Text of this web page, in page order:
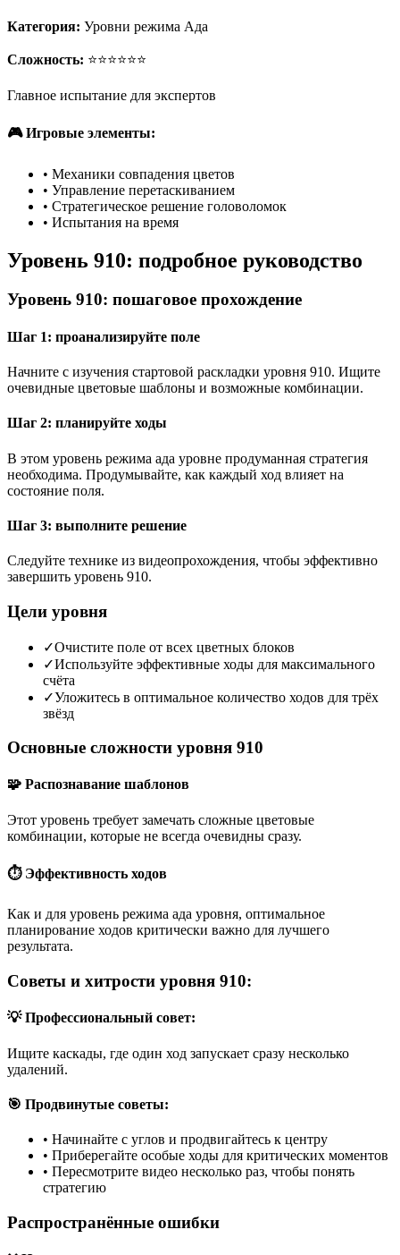
Категория: Уровни режима Ада
Сложность: ⭐⭐⭐⭐⭐⭐
Главное испытание для экспертов
🎮 Игровые элементы:
• Механики совпадения цветов
• Управление перетаскиванием
• Стратегическое решение головоломок
• Испытания на время
Уровень 910: подробное руководство
Уровень 910: пошаговое прохождение
Шаг 1: проанализируйте поле
Начните с изучения стартовой раскладки уровня 910. Ищите
очевидные цветовые шаблоны и возможные комбинации.
Шаг 2: планируйте ходы
В этом уровень режима ада уровне продуманная стратегия
необходима. Продумывайте, как каждый ход влияет на
состояние поля.
Шаг 3: выполните решение
Следуйте технике из видеопрохождения, чтобы эффективно
завершить уровень 910.
Цели уровня
✓Очистите поле от всех цветных блоков
✓Используйте эффективные ходы для максимального
счёта
✓Уложитесь в оптимальное количество ходов для трёх
звёзд
Основные сложности уровня 910
🧩 Распознавание шаблонов
Этот уровень требует замечать сложные цветовые
комбинации, которые не всегда очевидны сразу.
⏱️ Эффективность ходов
Как и для уровень режима ада уровня, оптимальное
планирование ходов критически важно для лучшего
результата.
Советы и хитрости уровня 910:
💡 Профессиональный совет:
Ищите каскады, где один ход запускает сразу несколько
удалений.
🎯 Продвинутые советы:
• Начинайте с углов и продвигайтесь к центру
• Приберегайте особые ходы для критических моментов
• Пересмотрите видео несколько раз, чтобы понять
стратегию
Распространённые ошибки